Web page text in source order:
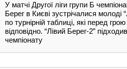
У матчі Другої ліги групи Б
Берег в Києві зустрічалися
по турнірній таблиці, які перед
відповідно. “Лівий Берег-2”
чемпіонату